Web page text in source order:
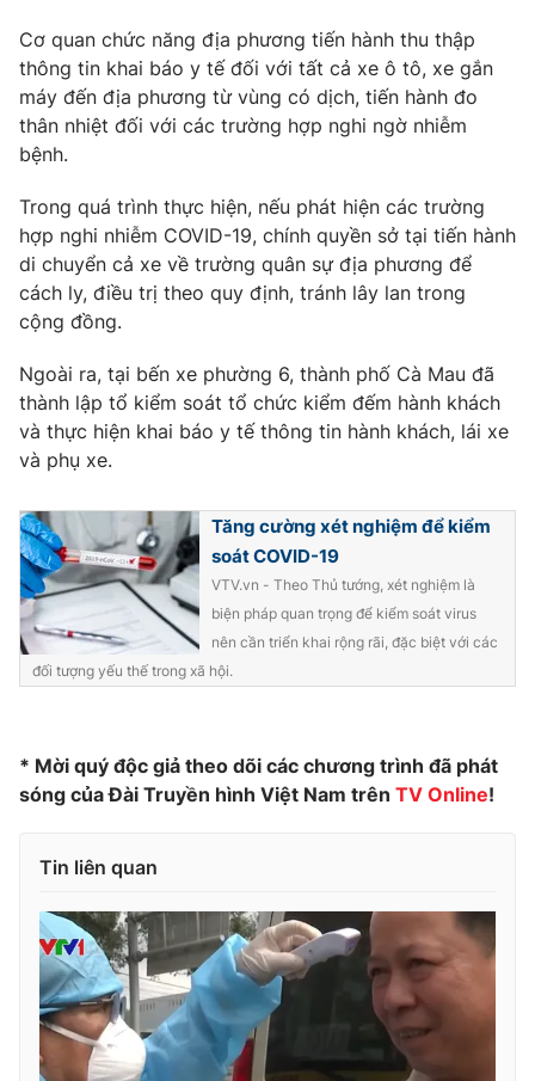
Hậu trường
Nhân vật
Khán giả
Giải sao mai
Giải trí
Điện ảnh
Âm nhạc
Đời sống
Du lịch
Làm đẹp
Chất lượng cuộc sống
Tuyển sinh
Học trực tuyến
Công nghệ
Hitech Công nghệ tương lai
Thị trường
Tư vấn
Giao lưu trực tuyến
Lịch phát sóng
Chuyên mục khác
Emagazine Podcast
Photo Infographic
Video Shorts video
VTV Sức khoẻ Bất động sản
Thị trường 24h
VTV4 Vươn mình bằng AI
VTV9 VTV8
Liên hệ tòa soạn English
Cơ quan chức năng địa phương tiến hành thu thập
thông tin khai báo y tế đối với tất cả xe ô tô, xe gắn
máy đến địa phương từ vùng có dịch, tiến hành đo
thân nhiệt đối với các trường hợp nghi ngờ nhiễm
bệnh.
Trong quá trình thực hiện, nếu phát hiện các trường
hợp nghi nhiễm COVID-19, chính quyền sở tại tiến hành
di chuyển cả xe về trường quân sự địa phương để
cách ly, điều trị theo quy định, tránh lây lan trong
cộng đồng.
Ngoài ra, tại bến xe phường 6, thành phố Cà Mau đã
thành lập tổ kiểm soát tổ chức kiểm đếm hành khách
và thực hiện khai báo y tế thông tin hành khách, lái xe
và phụ xe.
Tăng cường xét nghiệm để kiểm
soát COVID-19
VTV.vn - Theo Thủ tướng, xét nghiệm là
biện pháp quan trọng để kiểm soát virus
nên cần triển khai rộng rãi, đặc biệt với các
đối tượng yếu thế trong xã hội.
* Mời quý độc giả theo dõi các chương trình đã phát
sóng của Đài Truyền hình Việt Nam trên TV Online!
Tin liên quan